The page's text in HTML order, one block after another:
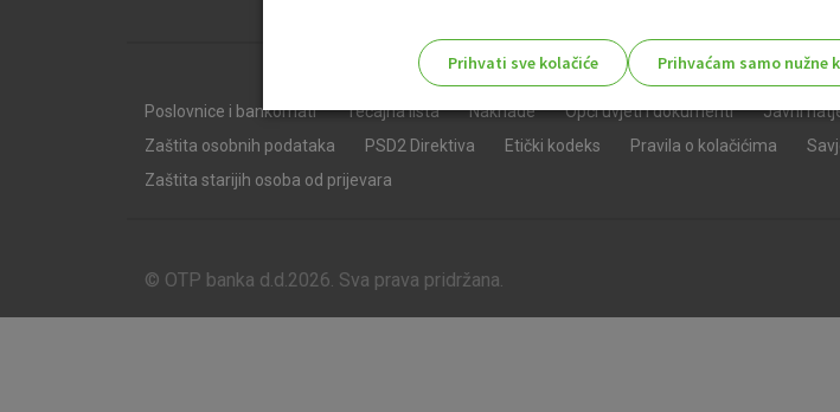
Poslovnice i bankomati Tečajna lista Naknade Opći uvjeti i dokumenti Javni
Zaštita osobnih podataka
PSD2 Direktiva Etički kodeks Pravila o kolačićima
Zaštita starijih osoba od prijevara
© OTP banka d.d.2026. Sva prava pridržana.
Prihvati sve kolačiće Prihvaćam samo nužne